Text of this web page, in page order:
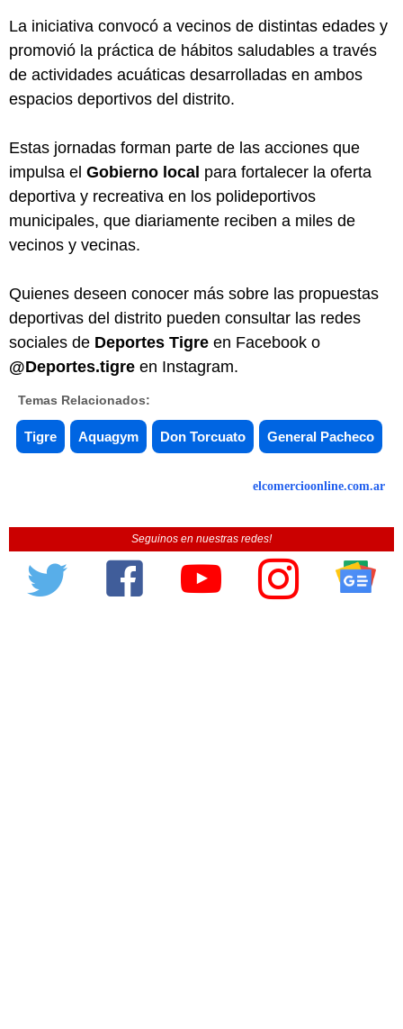
La iniciativa convocó a vecinos de distintas edades y
promovió la práctica de hábitos saludables a través
de actividades acuáticas desarrolladas en ambos
espacios deportivos del distrito.
Estas jornadas forman parte de las acciones que
impulsa el Gobierno local para fortalecer la oferta
deportiva y recreativa en los polideportivos
municipales, que diariamente reciben a miles de
vecinos y vecinas.
Quienes deseen conocer más sobre las propuestas
deportivas del distrito pueden consultar las redes
sociales de Deportes Tigre en Facebook o
@Deportes.tigre en Instagram.
Temas Relacionados:
Tigre Aquagym Don Torcuato General Pacheco
elcomercioonline.com.ar
Seguinos en nuestras redes!